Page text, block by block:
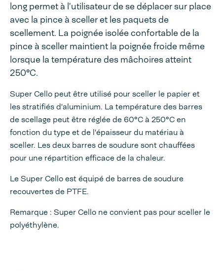
long permet à l'utilisateur de se déplacer sur place
avec la pince à sceller et les paquets de
scellement. La poignée isolée confortable de la
pince à sceller maintient la poignée froide même
lorsque la température des mâchoires atteint
250°C.
Super Cello peut être utilisé pour sceller le papier et
les stratifiés d'aluminium. La température des barres
de scellage peut être réglée de 60°C à 250°C en
fonction du type et de l'épaisseur du matériau à
sceller. Les deux barres de soudure sont chauffées
pour une répartition efficace de la chaleur.
Le Super Cello est équipé de barres de soudure
recouvertes de PTFE.
Remarque : Super Cello ne convient pas pour sceller le
polyéthylène.